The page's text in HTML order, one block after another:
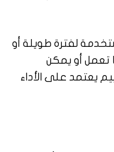
لفترة طويلة أو
تعمل أو يمكن
يعتمد على الأداء